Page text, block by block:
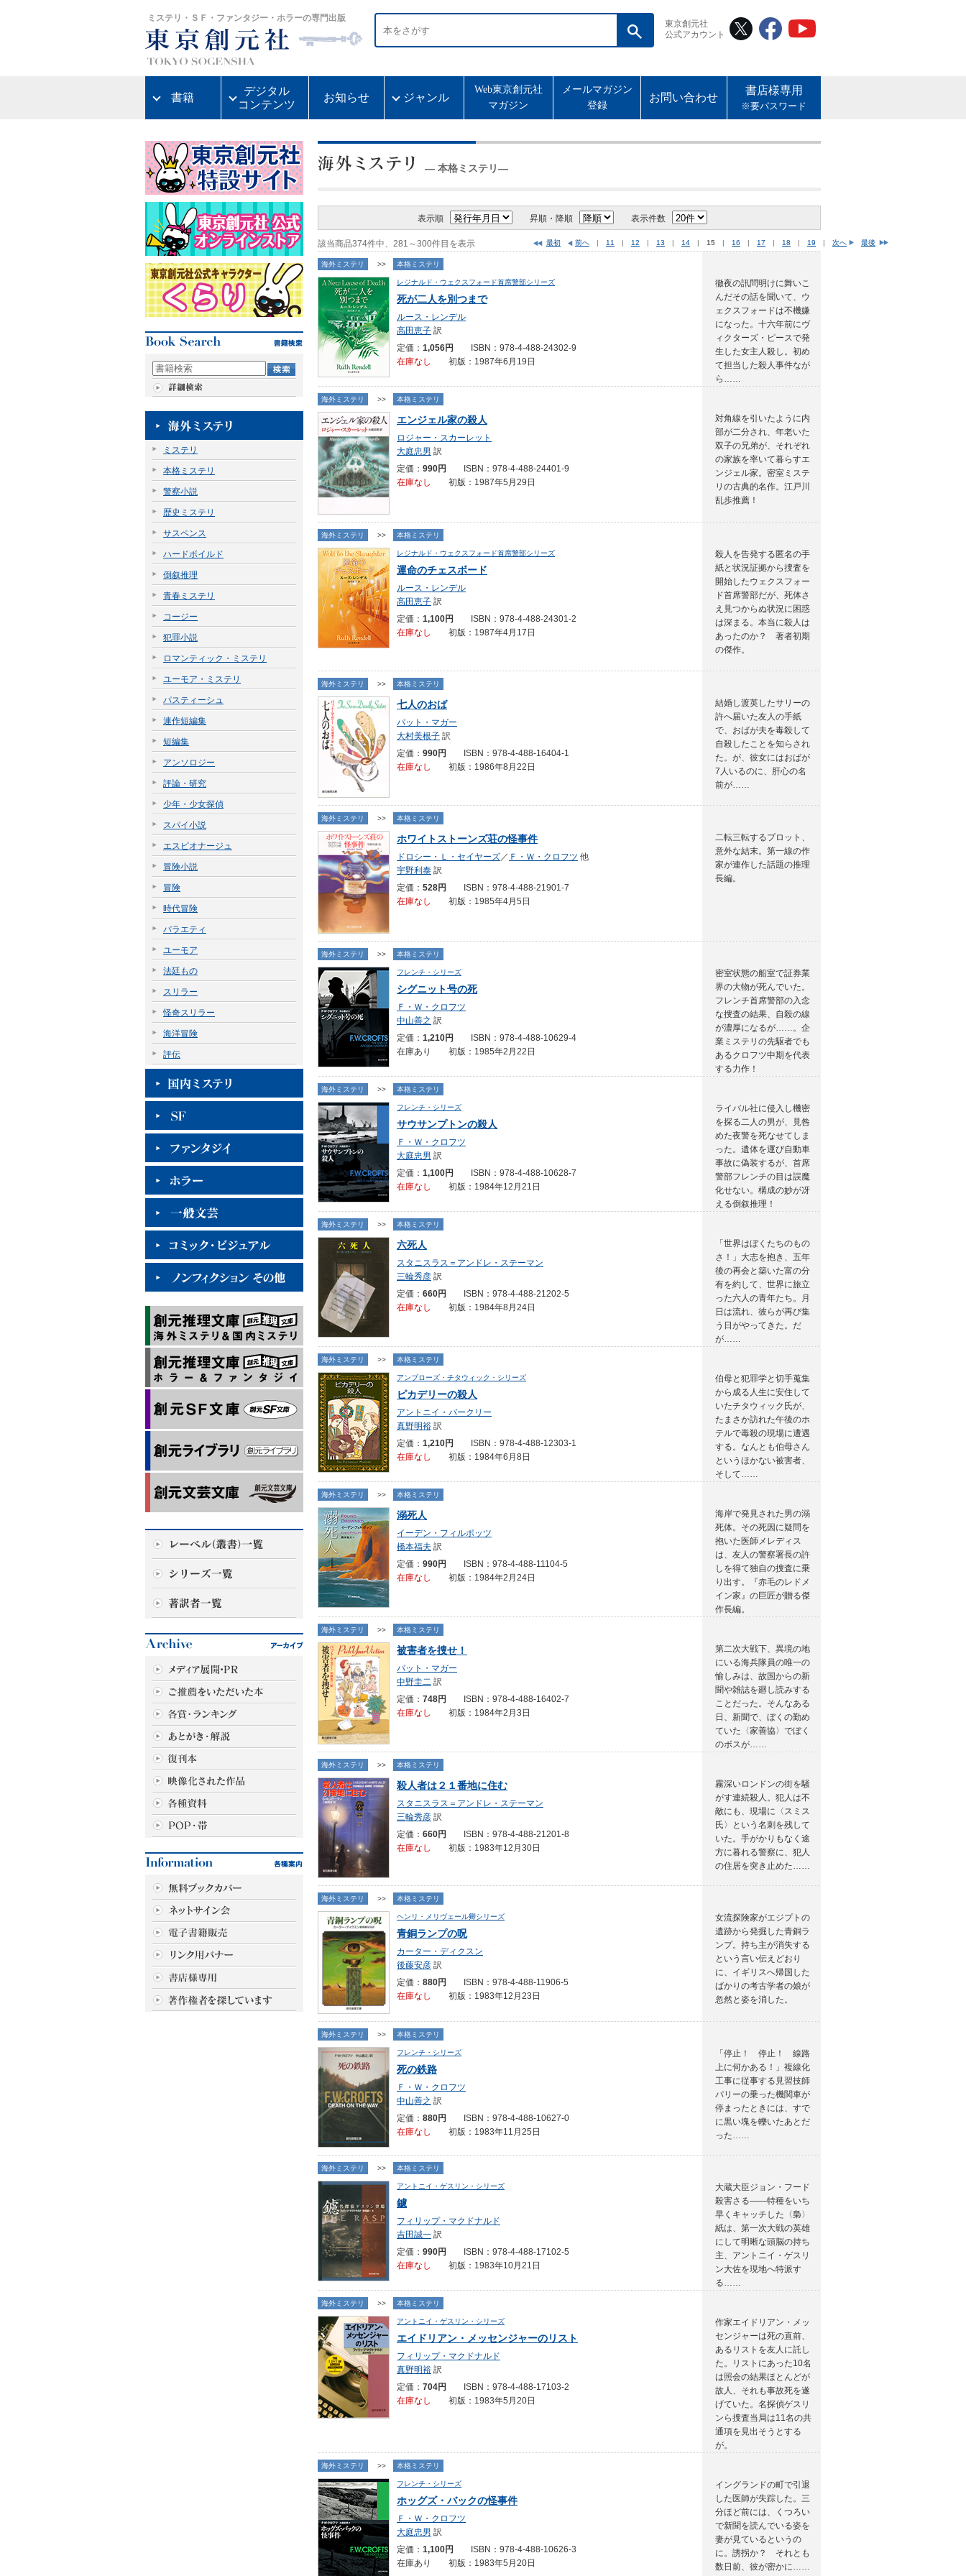
ミステリ・ＳＦ・ファンタジー・ホラーの専門出版
東京創元社
公式アカウント
書籍
デジタル
コンテンツ
お知らせ ジャンル
Web東京創元社
マガジン
メールマガジン
登録
お問い合わせ
書店様専用
※要パスワード
ミステリ
本格ミステリ
警察小説
歴史ミステリ
サスペンス
ハードボイルド
倒叙推理
青春ミステリ
コージー
犯罪小説
ロマンティック・ミステリ
ユーモア・ミステリ
パスティーシュ
連作短編集
短編集
アンソロジー
評論・研究
少年・少女探偵
スパイ小説
エスピオナージュ
冒険小説
冒険
時代冒険
バラエティ
ユーモア
法廷もの
スリラー
怪奇スリラー
海洋冒険
評伝
― 本格ミステリ―
表示順 昇順・降順 表示件数
該当商品374件中、281～300件目を表示 最初 前へ | 11 | 12 | 13 | 14 | 15 | 16 | 17 | 18 | 19 | 次へ 最後
海外ミステリ >> 本格ミステリ
レジナルド・ウェクスフォード首席警部シリーズ
死が二人を別つまで
ルース・レンデル
高田恵子 訳
定価： 1,056円
ISBN：978-4-488-24302-9
在庫なし
初版：1987年6月19日
徹夜の訊問明けに舞いこ
んだその話を聞いて、ウ
ェクスフォードは不機嫌
になった。十六年前にヴ
ィクターズ・ピースで発
生した女主人殺し。初め
て担当した殺人事件なが
ら……
海外ミステリ >> 本格ミステリ
エンジェル家の殺人
ロジャー・スカーレット
大庭忠男 訳
定価： 990円
ISBN：978-4-488-24401-9
在庫なし
初版：1987年5月29日
対角線を引いたように内
部が二分され、年老いた
双子の兄弟が、それぞれ
の家族を率いて暮らすエ
ンジェル家。密室ミステ
リの古典的名作。江戸川
乱歩推薦！
海外ミステリ >> 本格ミステリ
レジナルド・ウェクスフォード首席警部シリーズ
運命のチェスボード
ルース・レンデル
高田恵子 訳
定価： 1,100円
ISBN：978-4-488-24301-2
在庫なし
初版：1987年4月17日
殺人を告発する匿名の手
紙と状況証拠から捜査を
開始したウェクスフォー
ド首席警部だが、死体さ
え見つからぬ状況に困惑
は深まる。本当に殺人は
あったのか？ 著者初期
の傑作。
海外ミステリ >> 本格ミステリ
七人のおば
パット・マガー
大村美根子 訳
定価： 990円
ISBN：978-4-488-16404-1
在庫なし
初版：1986年8月22日
結婚し渡英したサリーの
許へ届いた友人の手紙
で、おばが夫を毒殺して
自殺したことを知らされ
た。が、彼女にはおばが
7人いるのに、肝心の名
前が……
海外ミステリ >> 本格ミステリ
ホワイトストーンズ荘の怪事件
ドロシー・Ｌ・セイヤーズ／ Ｆ・Ｗ・クロフツ 他
宇野利泰 訳
定価： 528円
ISBN：978-4-488-21901-7
在庫なし
初版：1985年4月5日
二転三転するプロット、
意外な結末。第一線の作
家が連作した話題の推理
長編。
海外ミステリ >> 本格ミステリ
フレンチ・シリーズ
シグニット号の死
Ｆ・Ｗ・クロフツ
中山善之 訳
定価： 1,210円
ISBN：978-4-488-10629-4
在庫あり 初版：1985年2月22日
密室状態の船室で証券業
界の大物が死んでいた。
フレンチ首席警部の入念
な捜査の結果、自殺の線
が濃厚になるが……。企
業ミステリの先駆者でも
あるクロフツ中期を代表
する力作！
海外ミステリ >> 本格ミステリ
フレンチ・シリーズ
サウサンプトンの殺人
Ｆ・Ｗ・クロフツ
大庭忠男 訳
定価： 1,100円
ISBN：978-4-488-10628-7
在庫なし
初版：1984年12月21日
ライバル社に侵入し機密
を探る二人の男が、見咎
めた夜警を死なせてしま
った。遺体を運び自動車
事故に偽装するが、首席
警部フレンチの目は誤魔
化せない。構成の妙が冴
える倒叙推理！
海外ミステリ >> 本格ミステリ
六死人
スタニスラス＝アンドレ・ステーマン
三輪秀彦 訳
定価： 660円
ISBN：978-4-488-21202-5
在庫なし
初版：1984年8月24日
「世界はぼくたちのもの
さ！」大志を抱き、五年
後の再会と築いた富の分
有を約して、世界に旅立
った六人の青年たち。月
日は流れ、彼らが再び集
う日がやってきた。だ
が……
海外ミステリ >> 本格ミステリ
アンブローズ・チタウィック・シリーズ
ピカデリーの殺人
アントニイ・バークリー
真野明裕 訳
定価： 1,210円
ISBN：978-4-488-12303-1
在庫なし
初版：1984年6月8日
伯母と犯罪学と切手蒐集
から成る人生に安住して
いたチタウィック氏が、
たまさか訪れた午後のホ
テルで毒殺の現場に遭遇
する。なんとも伯母さん
というほかない被害者、
そして……
海外ミステリ >> 本格ミステリ
溺死人
イーデン・フィルポッツ
橋本福夫 訳
定価： 990円
ISBN：978-4-488-11104-5
在庫なし
初版：1984年2月24日
海岸で発見された男の溺
死体。その死因に疑問を
抱いた医師メレディス
は、友人の警察署長の許
しを得て独自の捜査に乗
り出す。『赤毛のレドメ
イン家』の巨匠が贈る傑
作長編。
海外ミステリ >> 本格ミステリ
被害者を捜せ！
パット・マガー
中野圭二 訳
定価： 748円
ISBN：978-4-488-16402-7
在庫なし
初版：1984年2月3日
第二次大戦下、異境の地
にいる海兵隊員の唯一の
愉しみは、故国からの新
聞や雑誌を廻し読みする
ことだった。そんなある
日、新聞で、ぼくの勤め
ていた〈家善協〉でぼく
のボスが……
海外ミステリ >> 本格ミステリ
殺人者は２１番地に住む
スタニスラス＝アンドレ・ステーマン
三輪秀彦 訳
定価： 660円
ISBN：978-4-488-21201-8
在庫なし
初版：1983年12月30日
霧深いロンドンの街を騒
がす連続殺人。犯人は不
敵にも、現場に〈スミス
氏〉という名刺を残して
いた。手がかりもなく途
方に暮れる警察に、犯人
の住居を突き止めた……
海外ミステリ >> 本格ミステリ
ヘンリ・メリヴェール卿シリーズ
青銅ランプの呪
カーター・ディクスン
後藤安彦 訳
定価： 880円
ISBN：978-4-488-11906-5
在庫なし
初版：1983年12月23日
女流探険家がエジプトの
遺跡から発掘した青銅ラ
ンプ。持ち主が消失する
という言い伝えどおり
に、イギリスへ帰国した
ばかりの考古学者の娘が
忽然と姿を消した。
海外ミステリ >> 本格ミステリ
フレンチ・シリーズ
死の鉄路
Ｆ・Ｗ・クロフツ
中山善之 訳
定価： 880円
ISBN：978-4-488-10627-0
在庫なし
初版：1983年11月25日
「停止！ 停止！ 線路
上に何かある！」複線化
工事に従事する見習技師
パリーの乗った機関車が
停まったときには、すで
に黒い塊を轢いたあとだ
った……
海外ミステリ >> 本格ミステリ
アントニイ・ゲスリン・シリーズ
鑢
フィリップ・マクドナルド
吉田誠一 訳
定価： 990円
ISBN：978-4-488-17102-5
在庫なし
初版：1983年10月21日
大蔵大臣ジョン・フード
殺害さる――特種をいち
早くキャッチした〈梟〉
紙は、第一次大戦の英雄
にして明晰な頭脳の持ち
主、アントニイ・ゲスリ
ン大佐を現地へ特派す
る……
海外ミステリ >> 本格ミステリ
アントニイ・ゲスリン・シリーズ
エイドリアン・メッセンジャーのリスト
フィリップ・マクドナルド
真野明裕 訳
定価： 704円
ISBN：978-4-488-17103-2
在庫なし
初版：1983年5月20日
作家エイドリアン・メッ
センジャーは死の直前、
あるリストを友人に託し
た。リストにあった10名
は照会の結果ほとんどが
故人、それも事故死を遂
げていた。名探偵ゲスリ
ンら捜査当局は11名の共
通項を見出そうとする
が。
海外ミステリ >> 本格ミステリ
フレンチ・シリーズ
ホッグズ・バックの怪事件
Ｆ・Ｗ・クロフツ
大庭忠男 訳
定価： 1,100円
ISBN：978-4-488-10626-3
在庫あり 初版：1983年5月20日
イングランドの町で引退
した医師が失踪した。三
分ほど前には、くつろい
で新聞を読んでいる姿を
妻が見ているというの
に。誘拐か？ それとも
数日前、彼が密かに……